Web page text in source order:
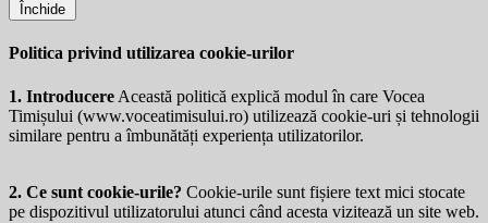
Închide
Politica privind utilizarea cookie-urilor
1. Introducere Această politică explică modul în care Vocea
Timișului (www.voceatimisului.ro) utilizează cookie-uri și tehnologii
similare pentru a îmbunătăți experiența utilizatorilor.
2. Ce sunt cookie-urile? Cookie-urile sunt fișiere text mici stocate
pe dispozitivul utilizatorului atunci când acesta vizitează un site web.